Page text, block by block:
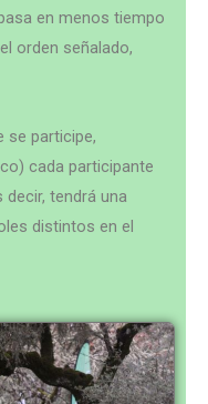
en menos tiempo
orden señalado,
se participe,
cada participante
tendrá una
distintos en el